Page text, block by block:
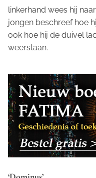
linkerhand wees hij
jongen beschreef hoe
ook hoe hij de duivel
weerstaan.